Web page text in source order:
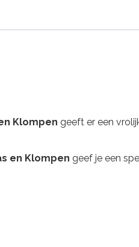
Klompen geeft er een
en Klompen geef je een